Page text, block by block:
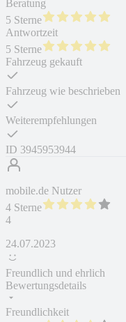
Beratung
5 Sterne
Antwortzeit
5 Sterne
Fahrzeug gekauft
Fahrzeug wie beschrieben
Weiterempfehlungen
ID 3945953944
mobile.de Nutzer
4 Sterne
4
24.07.2023
Freundlich und ehrlich
Bewertungsdetails
Freundlichkeit